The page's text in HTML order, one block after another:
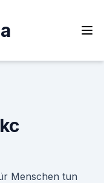
Menschen tun